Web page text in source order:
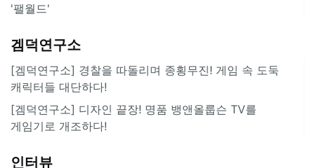
'팰월드'
겜덕연구소
[겜덕연구소] 경찰을 따돌리며 종횡무진! 게임 속 도둑
캐릭터들 대단하다!
[겜덕연구소] 디자인 끝장! 명품 뱅앤올룹슨 TV를
게임기로 개조하다!
인터뷰